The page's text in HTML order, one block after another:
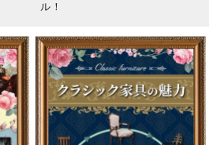
ル！